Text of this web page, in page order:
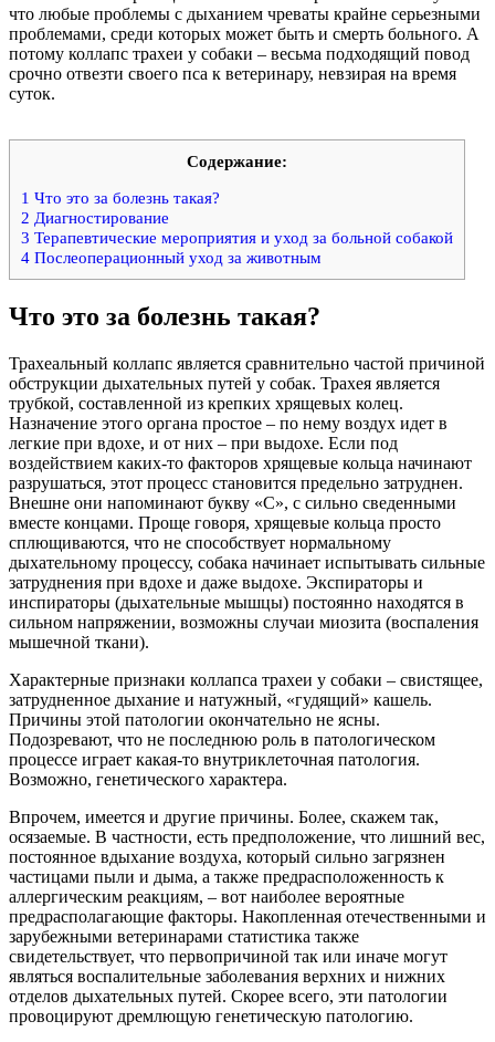
что любые проблемы с дыханием чреваты крайне серьезными
проблемами, среди которых может быть и смерть больного. А
потому коллапс трахеи у собаки – весьма подходящий повод
срочно отвезти своего пса к ветеринару, невзирая на время
суток.
Содержание:
1 Что это за болезнь такая?
2 Диагностирование
3 Терапевтические мероприятия и уход за больной собакой
4 Послеоперационный уход за животным
Что это за болезнь такая?
Трахеальный коллапс является сравнительно частой причиной
обструкции дыхательных путей у собак. Трахея является
трубкой, составленной из крепких хрящевых колец.
Назначение этого органа простое – по нему воздух идет в
легкие при вдохе, и от них – при выдохе. Если под
воздействием каких-то факторов хрящевые кольца начинают
разрушаться, этот процесс становится предельно затруднен.
Внешне они напоминают букву «С», с сильно сведенными
вместе концами. Проще говоря, хрящевые кольца просто
сплющиваются, что не способствует нормальному
дыхательному процессу, собака начинает испытывать сильные
затруднения при вдохе и даже выдохе. Экспираторы и
инспираторы (дыхательные мышцы) постоянно находятся в
сильном напряжении, возможны случаи миозита (воспаления
мышечной ткани).
Характерные признаки коллапса трахеи у собаки – свистящее,
затрудненное дыхание и натужный, «гудящий» кашель.
Причины этой патологии окончательно не ясны.
Подозревают, что не последнюю роль в патологическом
процессе играет какая-то внутриклеточная патология.
Возможно, генетического характера.
Впрочем, имеется и другие причины. Более, скажем так,
осязаемые. В частности, есть предположение, что лишний вес,
постоянное вдыхание воздуха, который сильно загрязнен
частицами пыли и дыма, а также предрасположенность к
аллергическим реакциям, – вот наиболее вероятные
предрасполагающие факторы. Накопленная отечественными и
зарубежными ветеринарами статистика также
свидетельствует, что первопричиной так или иначе могут
являться воспалительные заболевания верхних и нижних
отделов дыхательных путей. Скорее всего, эти патологии
провоцируют дремлющую генетическую патологию.